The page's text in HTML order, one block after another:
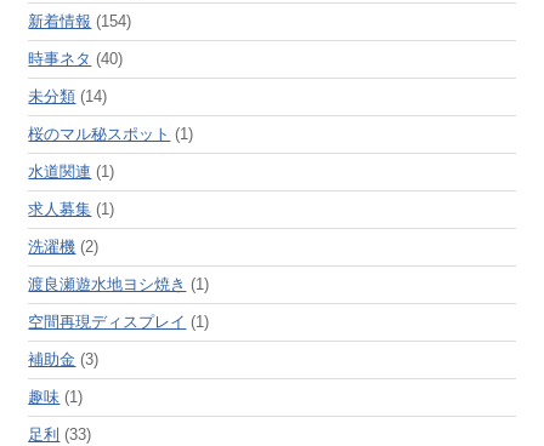
新着情報 (154)
時事ネタ (40)
未分類 (14)
桜のマル秘スポット (1)
水道関連 (1)
求人募集 (1)
洗濯機 (2)
渡良瀬遊水地ヨシ焼き (1)
空間再現ディスプレイ (1)
補助金 (3)
趣味 (1)
足利 (33)